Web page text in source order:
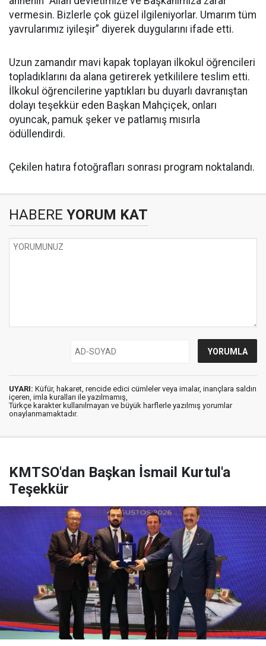
vermesin. Bizlerle çok güzel ilgileniyorlar. Umarım tüm
yavrularımız iyileşir” diyerek duygularını ifade etti.
Uzun zamandır mavi kapak toplayan ilkokul öğrencileri
topladıklarını da alana getirerek yetkililere teslim etti.
İlkokul öğrencilerine yaptıkları bu duyarlı davranıştan
dolayı teşekkür eden Başkan Mahçiçek, onları
oyuncak, pamuk şeker ve patlamış mısırla
ödüllendirdi.
Çekilen hatıra fotoğrafları sonrası program noktalandı.
HABERE YORUM KAT
UYARI: Küfür, hakaret, rencide edici cümleler veya imalar, inançlara saldırı
içeren, imla kuralları ile yazılmamış,
Türkçe karakter kullanılmayan ve büyük harflerle yazılmış yorumlar
onaylanmamaktadır.
KMTSO'dan Başkan İsmail Kurtul'a
Teşekkür